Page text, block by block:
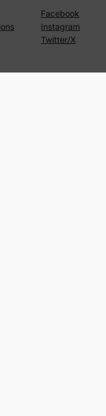
Facebook
Instagram
Twitter/X